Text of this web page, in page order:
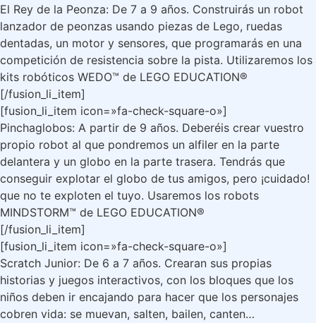
El Rey de la Peonza: De 7 a 9 años. Construirás un robot
lanzador de peonzas usando piezas de Lego, ruedas
dentadas, un motor y sensores, que programarás en una
competición de resistencia sobre la pista. Utilizaremos los
kits robóticos WEDO™ de LEGO EDUCATION®
[/fusion_li_item]
[fusion_li_item icon=»fa-check-square-o»]
Pinchaglobos: A partir de 9 años. Deberéis crear vuestro
propio robot al que pondremos un alfiler en la parte
delantera y un globo en la parte trasera. Tendrás que
conseguir explotar el globo de tus amigos, pero ¡cuidado!
que no te exploten el tuyo. Usaremos los robots
MINDSTORM™ de LEGO EDUCATION®
[/fusion_li_item]
[fusion_li_item icon=»fa-check-square-o»]
Scratch Junior: De 6 a 7 años. Crearan sus propias
historias y juegos interactivos, con los bloques que los
niños deben ir encajando para hacer que los personajes
cobren vida: se muevan, salten, bailen, canten…